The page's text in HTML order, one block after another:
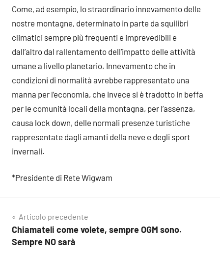
Come, ad esempio, lo straordinario innevamento delle
nostre montagne, determinato in parte da squilibri
climatici sempre più frequenti e imprevedibili e
dall’altro dal rallentamento dell’impatto delle attività
umane a livello planetario. Innevamento che in
condizioni di normalità avrebbe rappresentato una
manna per l’economia, che invece si è tradotto in beffa
per le comunità locali della montagna, per l’assenza,
causa lock down, delle normali presenze turistiche
rappresentate dagli amanti della neve e degli sport
invernali.
*Presidente di Rete Wigwam
Navigazione
articoli
Articolo precedente
Chiamateli come volete, sempre OGM sono.
Sempre NO sarà